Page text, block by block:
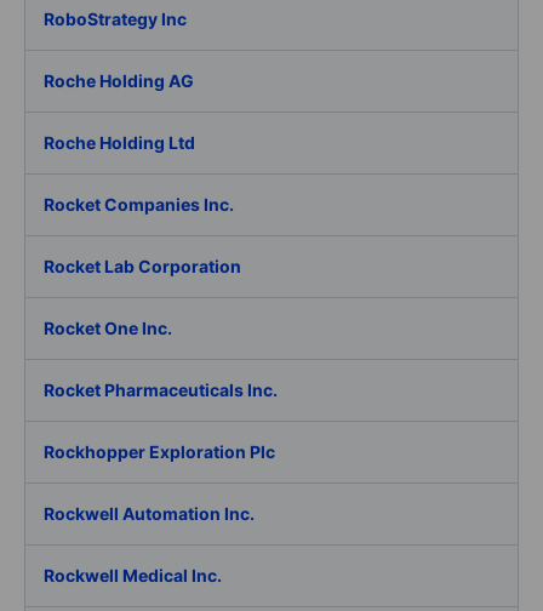
RoboStrategy Inc
Roche Holding AG
Roche Holding Ltd
Rocket Companies Inc.
Rocket Lab Corporation
Rocket One Inc.
Rocket Pharmaceuticals Inc.
Rockhopper Exploration Plc
Rockwell Automation Inc.
Rockwell Medical Inc.